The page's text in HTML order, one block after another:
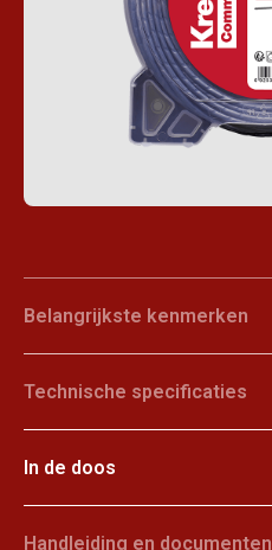
Belangrijkste kenmerken
Technische specificaties
In de doos
Handleiding en documenten